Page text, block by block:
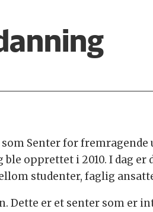
Senter for
opprettet i 2010. I dag er
studenter, faglig
Dette er et senter som